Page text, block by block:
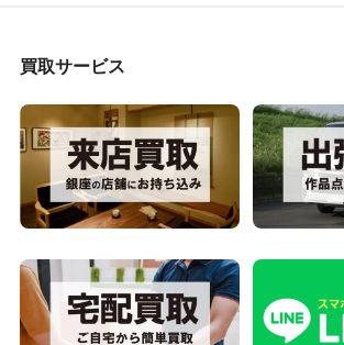
買取サービス